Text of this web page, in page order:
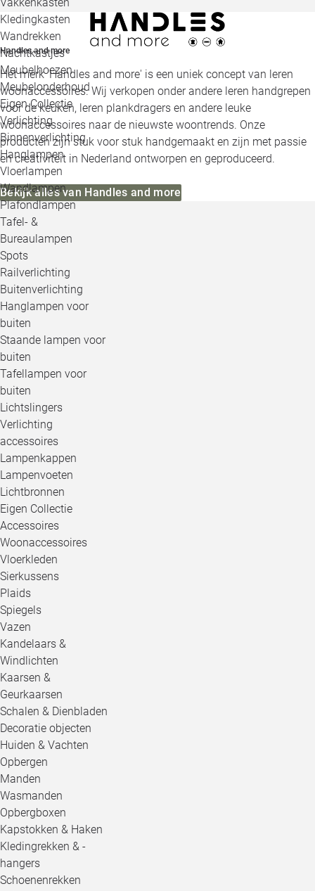
Kledingkasten
Wandrekken
Nachtkastjes
Meubelhoezen
Meubelonderhoud
Eigen Collectie
Verlichting
Binnenverlichting
Hanglampen
Vloerlampen
Wandlampen
Plafondlampen
Tafel- &
Bureaulampen
Spots
Railverlichting
Buitenverlichting
Hanglampen voor
buiten
Staande lampen voor
buiten
Tafellampen voor
buiten
Lichtslingers
Verlichting
accessoires
Lampenkappen
Lampenvoeten
Lichtbronnen
Eigen Collectie
Accessoires
Woonaccessoires
Vloerkleden
Sierkussens
Plaids
Spiegels
Vazen
Kandelaars &
Windlichten
Kaarsen &
Geurkaarsen
Schalen & Dienbladen
Decoratie objecten
Huiden & Vachten
Opbergen
Manden
Wasmanden
Opbergboxen
Kapstokken & Haken
Kledingrekken & -
hangers
Schoenenrekken
Handles and more
Het merk 'Handles and more' is een uniek concept van leren
woonaccessoires. Wij verkopen onder andere leren handgrepen
voor de keuken, leren plankdragers en andere leuke
woonaccessoires naar de nieuwste woontrends. Onze
producten zijn stuk voor stuk handgemaakt en zijn met passie
en creativiteit in Nederland ontworpen en geproduceerd.
Bekijk alles van Handles and more